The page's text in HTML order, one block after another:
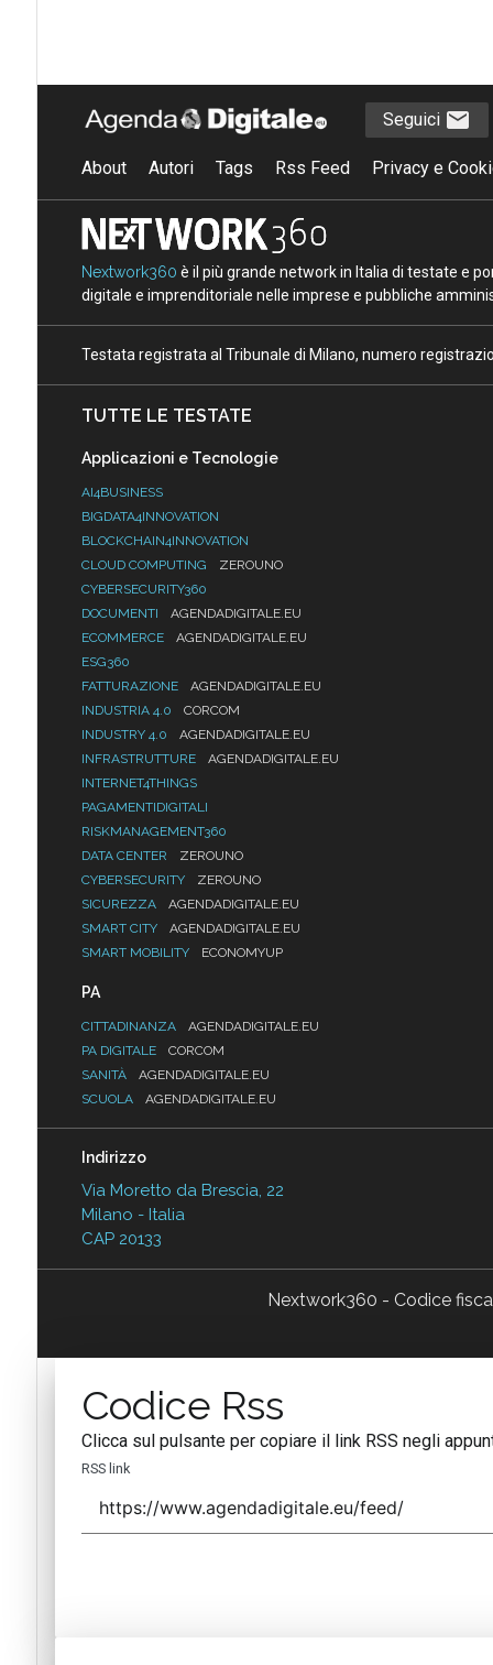
Seguici
About Autori Tags Rss Feed Privacy e
Nextwork360 è il più grande network in Italia di testate e
digitale e imprenditoriale nelle imprese e pubbliche
Testata registrata al Tribunale di Milano, numero
TUTTE LE TESTATE
Applicazioni e Tecnologie
AI4BUSINESS
BIGDATA4INNOVATION
BLOCKCHAIN4INNOVATION
CLOUD COMPUTING
ZEROUNO
CYBERSECURITY360
DOCUMENTI
AGENDADIGITALE.EU
ECOMMERCE
AGENDADIGITALE.EU
ESG360
FATTURAZIONE
AGENDADIGITALE.EU
INDUSTRIA 4.0
CORCOM
INDUSTRY 4.0
AGENDADIGITALE.EU
INFRASTRUTTURE
AGENDADIGITALE.EU
INTERNET4THINGS
PAGAMENTIDIGITALI
RISKMANAGEMENT360
DATA CENTER
ZEROUNO
CYBERSECURITY
ZEROUNO
SICUREZZA
AGENDADIGITALE.EU
SMART CITY
AGENDADIGITALE.EU
SMART MOBILITY
ECONOMYUP
PA
CITTADINANZA
AGENDADIGITALE.EU
PA DIGITALE
CORCOM
SANITÀ
AGENDADIGITALE.EU
SCUOLA
AGENDADIGITALE.EU
Indirizzo
Via Moretto da Brescia, 22
Milano - Italia
CAP 20133
Nextwork360 - Codice
Codice Rss
Clicca sul pulsante per copiare il link RSS negli
RSS link